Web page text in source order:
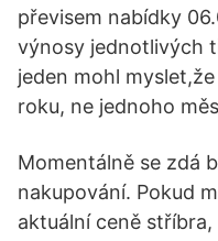
převisem nabídky
výnosy jednotlivých
jeden mohl
roku, ne jednoho
Momentálně se zdá
nakupování. Pokud
aktuální ceně